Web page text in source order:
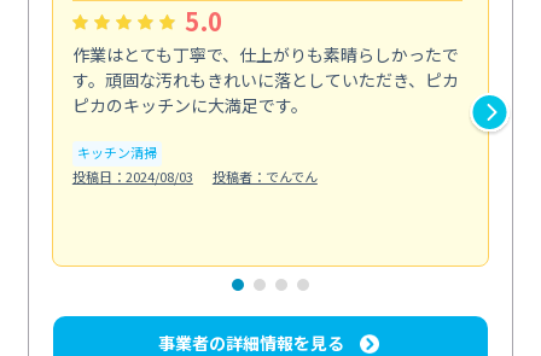
5.0
作業はとても丁寧で、仕上がりも素晴らしかったで
す。頑固な汚れもきれいに落としていただき、ピカ
ピカのキッチンに大満足です。
キッチン清掃
投稿日：2024/08/03
投稿者：でんでん
事業者の詳細情報を見る